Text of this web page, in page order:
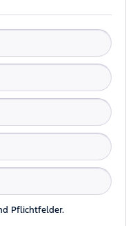
Pflichtfelder.